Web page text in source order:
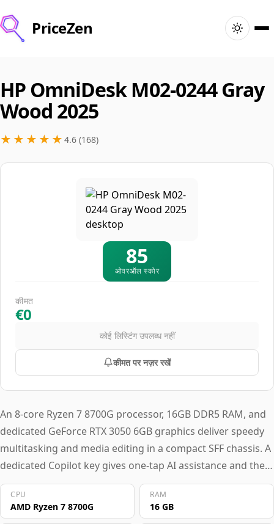
PriceZen
खोज
डील्स
HP OmniDesk M02-0244 Gray
Wood 2025
★★★★★ 4.6 (168)
An 8-core Ryzen 7 8700G processor, 16GB DDR5 RAM, and
dedicated GeForce RTX 3050 6GB graphics deliver speedy
multitasking and media editing in a compact SFF chassis. A
dedicated Copilot key gives one-tap AI assistance and the
system operates coolly and quietly, ideal for shared
workspaces. This desktop suits home office users and
small business professionals juggling spreadsheets, video
CPU
AMD Ryzen 7 8700G
RAM
16 GB
85
ओवरऑल स्कोर
कीमत
€0
कोई लिस्टिंग उपलब्ध नहीं
कीमत पर नज़र रखें